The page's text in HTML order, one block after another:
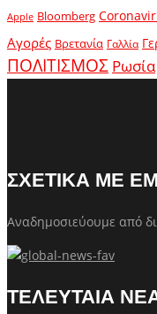
Apple Bloomberg
Αγορές Βρετανία Γαλλία
ΠΟΛΙΤΙΣΜΟΣ Ρωσία
ΣΧΕΤΙΚΑ ΜΕ
Αναδημοσιεύουμε από
ΤΕΛΕΥΤΑΙΑ